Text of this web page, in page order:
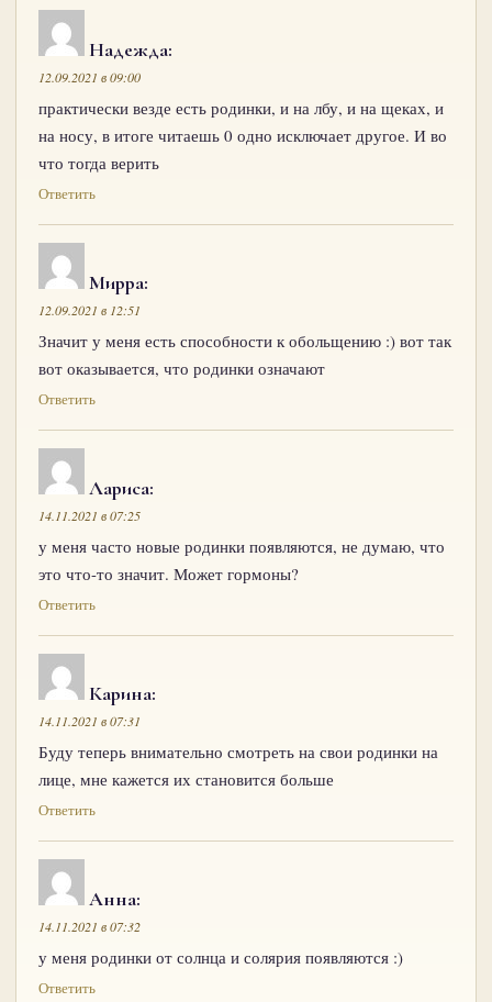
Надежда:
12.09.2021 в 09:00
практически везде есть родинки, и на лбу, и на щеках, и
на носу, в итоге читаешь 0 одно исключает другое. И во
что тогда верить
Ответить
Мирра:
12.09.2021 в 12:51
Значит у меня есть способности к обольщению :) вот так
вот оказывается, что родинки означают
Ответить
Лариса:
14.11.2021 в 07:25
у меня часто новые родинки появляются, не думаю, что
это что-то значит. Может гормоны?
Ответить
Карина:
14.11.2021 в 07:31
Буду теперь внимательно смотреть на свои родинки на
лице, мне кажется их становится больше
Ответить
Анна:
14.11.2021 в 07:32
у меня родинки от солнца и солярия появляются :)
Ответить